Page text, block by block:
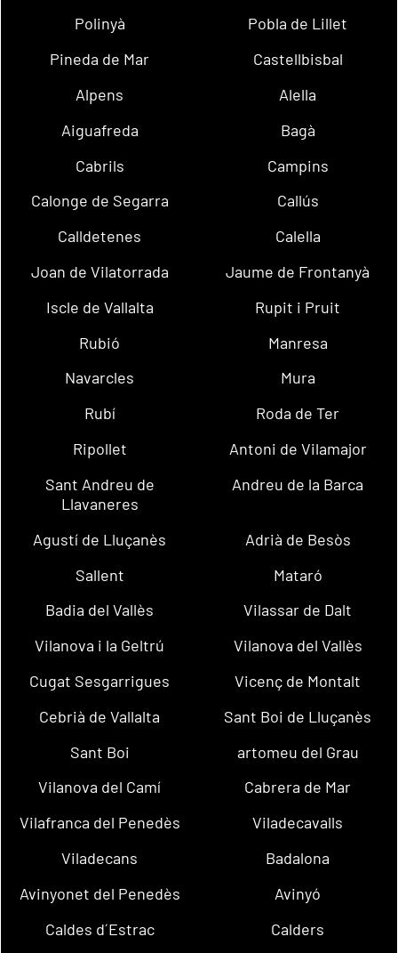
Polinyà
Pobla de Lillet
Pineda de Mar
Castellbisbal
Alpens
Alella
Aiguafreda
Bagà
Cabrils
Campins
Calonge de Segarra
Callús
Calldetenes
Calella
Joan de Vilatorrada
Jaume de Frontanyà
Iscle de Vallalta
Rupit i Pruit
Rubió
Manresa
Navarcles
Mura
Rubí
Roda de Ter
Ripollet
Antoni de Vilamajor
Sant Andreu de
Llavaneres
Andreu de la Barca
Agustí de Lluçanès
Adrià de Besòs
Sallent
Mataró
Badia del Vallès
Vilassar de Dalt
Vilanova i la Geltrú
Vilanova del Vallès
Cugat Sesgarrigues
Vicenç de Montalt
Cebrià de Vallalta
Sant Boi de Lluçanès
Sant Boi
artomeu del Grau
Vilanova del Camí
Cabrera de Mar
Vilafranca del Penedès
Viladecavalls
Viladecans
Badalona
Avinyonet del Penedès
Avinyó
Caldes d´Estrac
Calders